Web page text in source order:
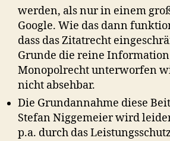
werden, als nur in einem
Google. Wie das dann
dass das Zitatrecht
Grunde die reine
Monopolrecht unterworfen
nicht absehbar.
Die Grundannahme diese
Stefan Niggemeier wird
p.a. durch das